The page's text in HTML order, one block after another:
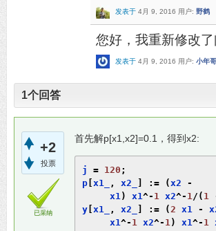
发表于 4月 9, 2016 用户: 野鹤
您好，我重新修改
发表于 4月 9, 2016 用户: 小年
1个回答
+2
投票
已采纳
首先解p[x1,x2]=0.1，得到x2:
j = 120 ;
p x1_ , x2_ := (x2
-
     x1
) x1^- 1 x2^- 1/( 1
y x1_ , x2_ := (2 x1 -
     x1
^- 1 x2^- 1) x1^- 1